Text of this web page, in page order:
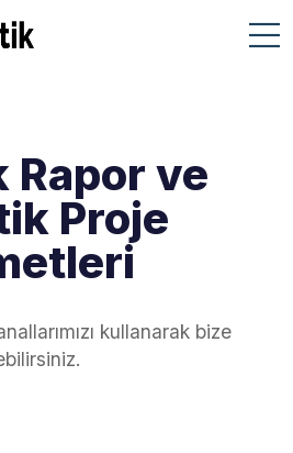
ve
Proje
kullanarak bize